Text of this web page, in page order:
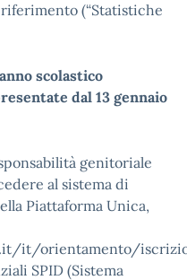
(“Statistiche
scolastico
dal 13 gennaio
genitoriale
al sistema di
Piattaforma Unica,
it/orientamento/
SPID (Sistema